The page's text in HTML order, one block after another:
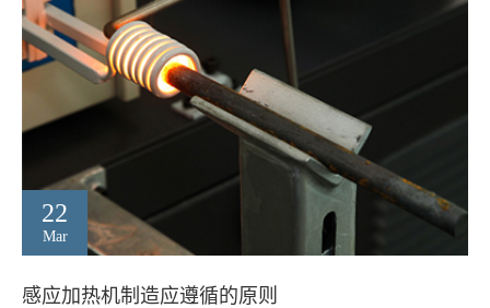
22
Mar
感应加热机制造应遵循的原则